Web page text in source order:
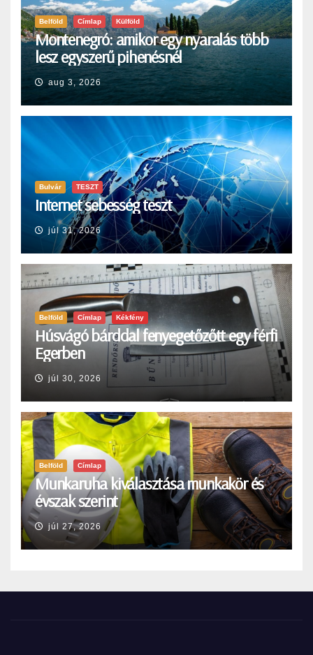
Belföld Címlap Külföld
Montenegró: amikor egy nyaralás több
lesz egyszerű pihenésnél
aug 3, 2026
Bulvár TESZT
Internet sebesség teszt
júl 31, 2026
Belföld Címlap Kékfény
Húsvágó bárddal fenyegetőzőtt egy férfi
Egerben
júl 30, 2026
Belföld Címlap
Munkaruha kiválasztása munkakör és
évszak szerint
júl 27, 2026